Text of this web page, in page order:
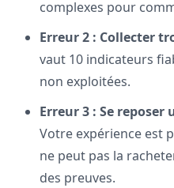
complexes pour
Erreur 2 : Collecter
vaut 10 indicateurs
non exploitées.
Erreur 3 : Se
Votre expérience est
ne peut pas la
des preuves.